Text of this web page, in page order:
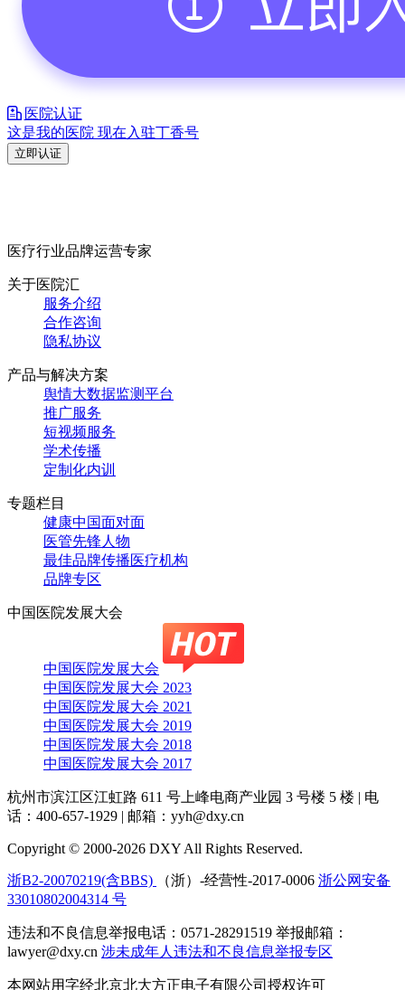
医院认证
这是我的医院 现在入驻丁香号
立即认证
医疗行业品牌运营专家
关于医院汇
服务介绍
合作咨询
隐私协议
产品与解决方案
舆情大数据监测平台
推广服务
短视频服务
学术传播
定制化内训
专题栏目
健康中国面对面
医管先锋人物
最佳品牌传播医疗机构
品牌专区
中国医院发展大会
中国医院发展大会
中国医院发展大会 2023
中国医院发展大会 2021
中国医院发展大会 2019
中国医院发展大会 2018
中国医院发展大会 2017
杭州市滨江区江虹路 611 号上峰电商产业园 3 号楼 5 楼 | 电
话：400-657-1929 | 邮箱：yyh@dxy.cn
Copyright © 2000-2026 DXY All Rights Reserved.
浙B2-20070219(含BBS) （浙）-经营性-2017-0006 浙公网安备
33010802004314 号
违法和不良信息举报电话：0571-28291519 举报邮箱：
lawyer@dxy.cn 涉未成年人违法和不良信息举报专区
本网站用字经北京北大方正电子有限公司授权许可